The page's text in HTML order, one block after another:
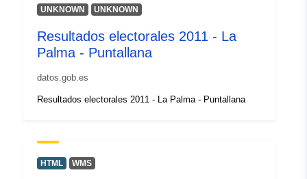
UNKNOWN UNKNOWN
Resultados electorales 2011 - La
Palma - Puntallana
datos.gob.es
Resultados electorales 2011 - La Palma - Puntallana
HTML WMS